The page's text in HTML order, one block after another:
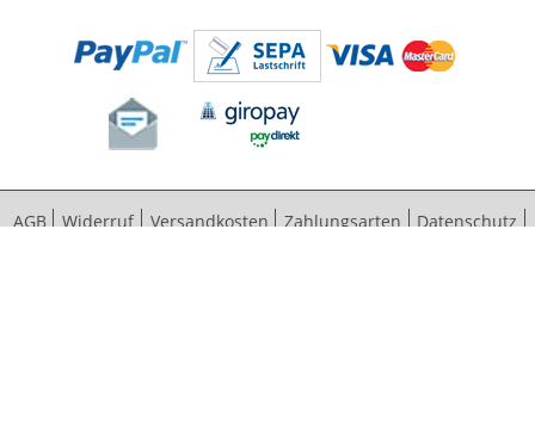
AGB Widerruf Versandkosten Zahlungsarten
Datenschutz